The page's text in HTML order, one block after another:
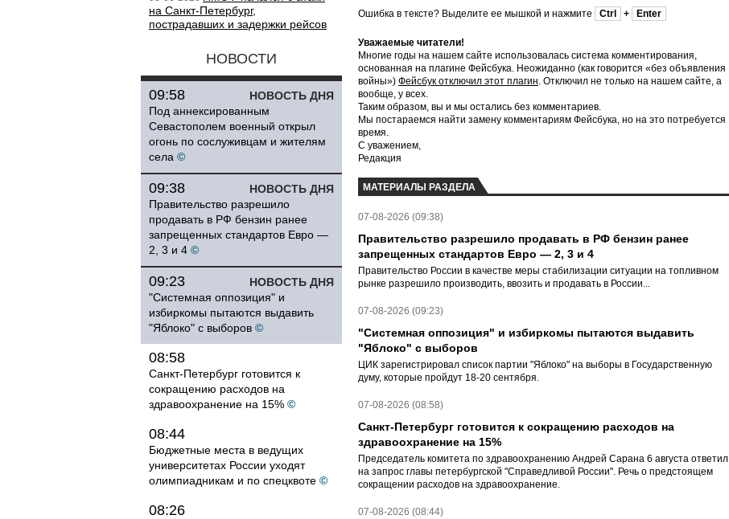
на Санкт-Петербург,
пострадавших и задержки рейсов
НОВОСТИ
НОВОСТЬ ДНЯ
09:58
Под аннексированным
Севастополем военный открыл
огонь по сослуживцам и жителям
села ©
НОВОСТЬ ДНЯ
09:38
Правительство разрешило
продавать в РФ бензин ранее
запрещенных стандартов Евро —
2, 3 и 4 ©
НОВОСТЬ ДНЯ
09:23
"Системная оппозиция" и
избиркомы пытаются выдавить
"Яблоко" с выборов ©
08:58
Санкт-Петербург готовится к
сокращению расходов на
здравоохранение на 15% ©
08:44
Бюджетные места в ведущих
университетах России уходят
олимпиадникам и по спецквоте ©
08:26
Ошибка в тексте? Выделите ее мышкой и нажмите Ctrl + Enter
Уважаемые читатели!
Многие годы на нашем сайте использовалась система комментирования,
основанная на плагине Фейсбука. Неожиданно (как говорится «без объявления
войны») Фейсбук отключил этот плагин. Отключил не только на нашем сайте, а
вообще, у всех.
Таким образом, вы и мы остались без комментариев.
Мы постараемся найти замену комментариям Фейсбука, но на это потребуется
время.
С уважением,
Редакция
МАТЕРИАЛЫ РАЗДЕЛА
07-08-2026 (09:38)
Правительство разрешило продавать в РФ бензин ранее
запрещенных стандартов Евро — 2, 3 и 4
Правительство России в качестве меры стабилизации ситуации на топливном
рынке разрешило производить, ввозить и продавать в России...
07-08-2026 (09:23)
"Системная оппозиция" и избиркомы пытаются выдавить
"Яблоко" с выборов
ЦИК зарегистрировал список партии "Яблоко" на выборы в Государственную
думу, которые пройдут 18-20 сентября.
07-08-2026 (08:58)
Санкт-Петербург готовится к сокращению расходов на
здравоохранение на 15%
Председатель комитета по здравоохранению Андрей Сарана 6 августа ответил
на запрос главы петербургской "Справедливой России". Речь о предстоящем
сокращении расходов на здравоохранение.
07-08-2026 (08:44)